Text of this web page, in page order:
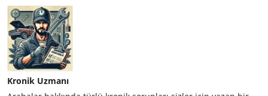
Kronik Uzmanı